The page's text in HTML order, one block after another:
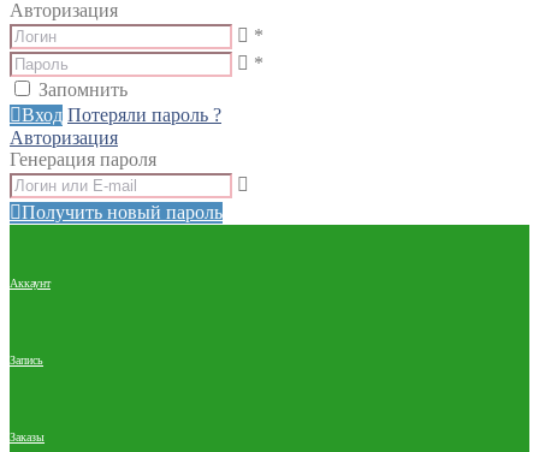
Авторизация
*
*
Запомнить
Вход Потеряли пароль ?
Авторизация
Генерация пароля
Получить новый пароль
Аккаунт
Запись
Заказы